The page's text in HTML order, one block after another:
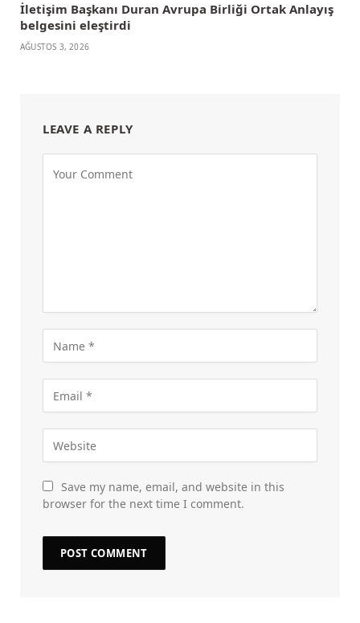
İletişim Başkanı Duran Avrupa Birliği Ortak Anlayış
belgesini eleştirdi
AĞUSTOS 3, 2026
LEAVE A REPLY
Save my name, email, and website in this
browser for the next time I comment.